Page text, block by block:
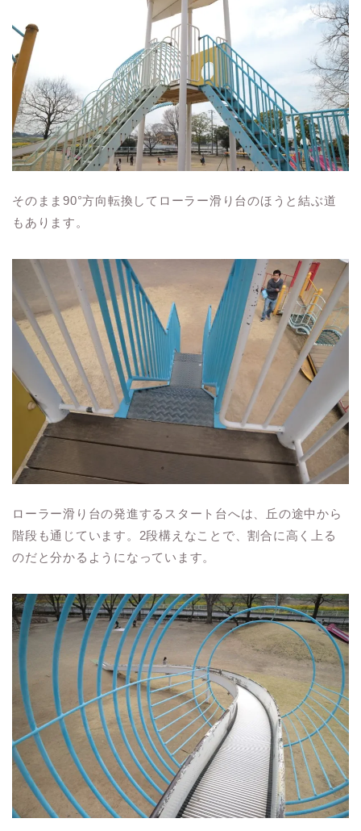
そのまま90°方向転換してローラー滑り台のほうと結ぶ道
もあります。
ローラー滑り台の発進するスタート台へは、丘の途中から
階段も通じています。2段構えなことで、割合に高く上る
のだと分かるようになっています。